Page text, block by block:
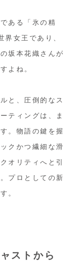
ある「氷の精
界女王であり、
坂本花織さんが
よね。
と、圧倒的なス
ティングは、ま
。物語の鍵を握
クかつ繊細な滑
オリティへと引
プロとしての新
。
ストから